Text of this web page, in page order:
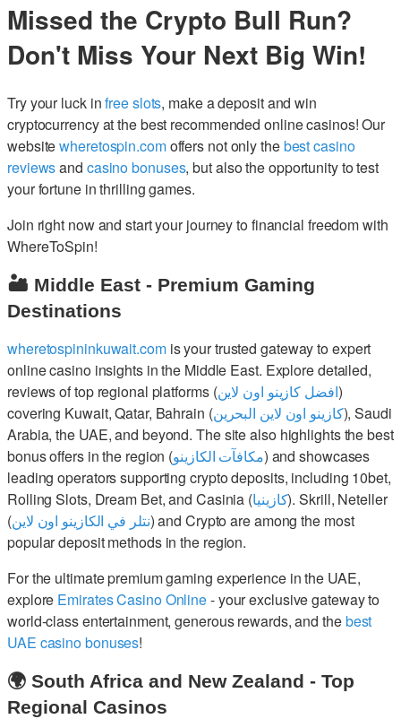
Missed the Crypto Bull Run?
Don't Miss Your Next Big Win!
Try your luck infree slots, make a deposit and win
cryptocurrency at the best recommended online casinos! Our
websitewheretospin.comoffers not only thebest casino
reviewsand casino bonuses, but also the opportunity to test
your fortune in thrilling games.
Join right now and start your journey to financial freedom with
WhereToSpin!
🏜️ Middle East - Premium Gaming
Destinations
wheretospininkuwait.comis your trusted gateway to expert
online casino insights in the Middle East. Explore detailed,
reviews of top regional platforms (افضل كازينو اون لاين)
covering Kuwait, Qatar, Bahrain (كازينو اون لاين البحرين), Saudi
Arabia, the UAE, and beyond. The site also highlights the best
bonus offers in the region (مكافآت الكازينو) and showcases
leading operators supporting crypto deposits, including 10bet,
Rolling Slots, Dream Bet, and Casinia (كازينيا). Skrill, Neteller
(نتلر في الكازينو اون لاين) and Crypto are among the most
popular deposit methods in the region.
For the ultimate premium gaming experience in the UAE,
explore Emirates Casino Online- your exclusive gateway to
world-class entertainment, generous rewards, and thebest
UAE casino bonuses!
🌍 South Africa and New Zealand - Top
Regional Casinos